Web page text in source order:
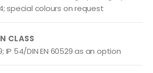
special colours on request
CLASS
IP 54/DIN EN 60529 as an option